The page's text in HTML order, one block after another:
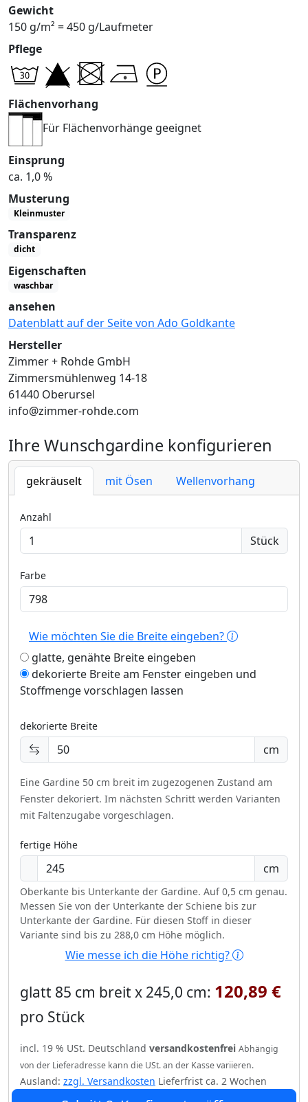
Gewicht
150 g/m² = 450 g/Laufmeter
Pflege
Flächenvorhang
Für Flächenvorhänge geeignet
Einsprung
ca. 1,0 %
Musterung
Kleinmuster
Transparenz
dicht
Eigenschaften
waschbar
ansehen
Datenblatt auf der Seite von Ado Goldkante
Hersteller
Zimmer + Rohde GmbH
Zimmersmühlenweg 14-18
61440 Oberursel
info@zimmer-rohde.com
Ihre Wunschgardine konfigurieren
gekräuselt mit Ösen Wellenvorhang
Anzahl
Stück
Farbe
Wie möchten Sie die Breite eingeben?
glatte, genähte Breite eingeben
dekorierte Breite am Fenster eingeben und
Stoffmenge vorschlagen lassen
dekorierte Breite
cm
Eine Gardine 50 cm breit im zugezogenen Zustand am
Fenster dekoriert. Im nächsten Schritt werden Varianten
mit Faltenzugabe vorgeschlagen.
fertige Höhe
cm
Oberkante bis Unterkante der Gardine. Auf 0,5 cm genau.
Messen Sie von der Unterkante der Schiene bis zur
Unterkante der Gardine. Für diesen Stoff in dieser
Variante sind bis zu 288,0 cm Höhe möglich.
Wie messe ich die Höhe richtig?
glatt 85 cm breit x 245,0 cm: 120,89 €
pro Stück
incl. 19 % USt. Deutschland versandkostenfrei Abhängig
von der Lieferadresse kann die USt. an der Kasse variieren.
Ausland: zzgl. Versandkosten Lieferfrist ca. 2 Wochen